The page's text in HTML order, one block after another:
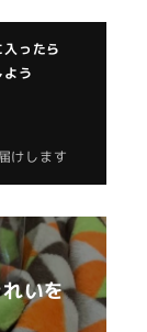
ったら
よう
けします
いを